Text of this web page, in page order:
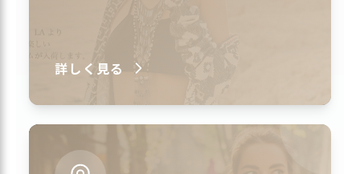
詳しく見る